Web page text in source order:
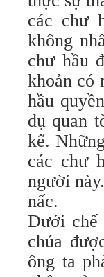
các chư
không
chư hầu
khoản có
hầu
dụ quan
kế.
các chư
người
nấc.
Dưới chế
chúa
ông ta